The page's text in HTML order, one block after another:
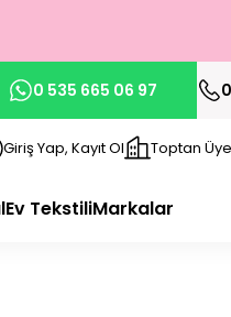
0 535 665 06 97
Giriş Yap, Kayıt Ol Toptan
Ev TekstiliMarkalar